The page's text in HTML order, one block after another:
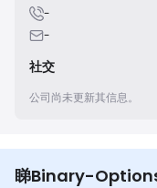
-
-
社交
公司尚未更新其信息。
睇Binary-